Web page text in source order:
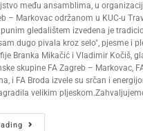
među ansamblima, u
– Markovac održanom u KUC-u
gledalištem izvedena je
dugo pivala kroz selo", pjesme i
Branka Mikačić i Vladimir Kočiš,
skupine FA Zagreb – Markovac,
i FA Broda izvele su srčan i
velikim